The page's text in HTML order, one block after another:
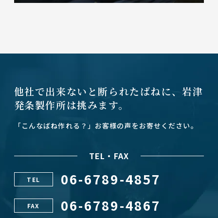
他社で出来ないと断られたばねに、岩津
発条製作所は挑みます。
「こんなばね作れる？」お客様の声をお寄せください。
TEL・FAX
TEL 06-6789-4857
FAX 06-6789-4867